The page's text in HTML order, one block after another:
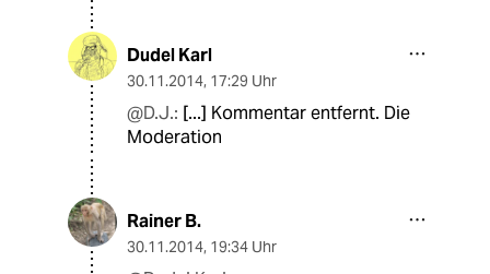
Dudel Karl
30.11.2014, 17:29 Uhr
@D.J.: [...] Kommentar entfernt. Die
Moderation
Rainer B.
30.11.2014, 19:34 Uhr